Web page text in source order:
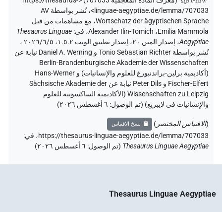
linguae-aegyptiae.de/lemma/707033>
،
نُشر بواسطة AV
Wortschatz der ägyptischen Sprache، مع مساهمات من قبل
Emilia Mammola، Alexander Ilin-Tomich، في:
Thesaurus Linguae
Aegyptiae،
إصدار المتن ٢٠، إصدار تطبيق الويب ۱.٥.٢، ٢٠٢٦/٦/٥ ،
نُشر بواسطة Tonio Sebastian Richter و Daniel A. Werning نيابة عن
Berlin-Brandenburgische Akademie der Wissenschaften
(أكاديمية برلين-براندنبورغ للعلوم والإنسانيات) و Hans-Werner
Fischer-Elfert و Peter Dils نيابة عن Sächsische Akademie der
Wissenschaften zu Leipzig (الأكاديمية الساكسونية للعلوم
والإنسانيات في لايبزيغ) (تم الوصول: ٦ أغسطس ٢٠٢٦ )
(الاقتباس المختصر ) نسخ الاقتباس
https://thesaurus-linguae-aegyptiae.de/lemma/707033، في:
Thesaurus Linguae Aegyptiae
(تم الوصول: ٦ أغسطس ٢٠٢٦ )
Thesaurus Linguae Aegyptiae